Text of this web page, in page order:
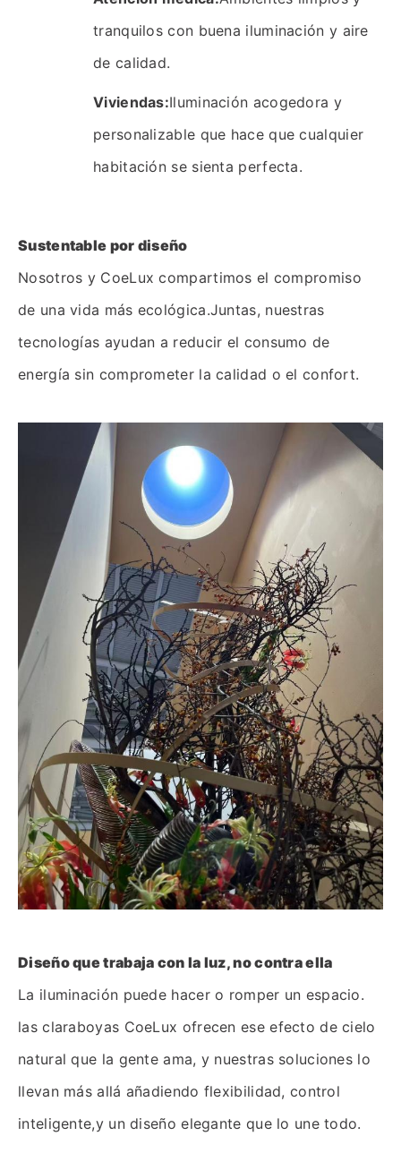
tranquilos con buena iluminación y aire
de calidad.
Viviendas:Iluminación acogedora y
personalizable que hace que cualquier
habitación se sienta perfecta.
Sustentable por diseño
Nosotros y CoeLux compartimos el compromiso
de una vida más ecológica.Juntas, nuestras
tecnologías ayudan a reducir el consumo de
energía sin comprometer la calidad o el confort.
Diseño que trabaja con la luz, no contra ella
La iluminación puede hacer o romper un espacio.
las claraboyas CoeLux ofrecen ese efecto de cielo
natural que la gente ama, y nuestras soluciones lo
llevan más allá añadiendo flexibilidad, control
inteligente,y un diseño elegante que lo une todo.